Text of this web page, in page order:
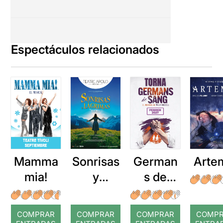
Espectáculos relacionados
Mamma
mia!
COMPRAR
Sonrisas
y
COMPRAR
German
s de
sang
COMPRAR